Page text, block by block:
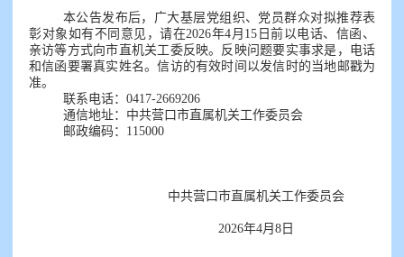
本公告发布后，广大基层党组织、党员群众对拟推荐表
彰对象如有不同意见，请在2026年4月15日前以电话、信函、
亲访等方式向市直机关工委反映。反映问题要实事求是，电话
和信函要署真实姓名。信访的有效时间以发信时的当地邮戳为
准。
联系电话：0417-2669206
通信地址：中共营口市直属机关工作委员会
邮政编码：115000
中共营口市直属机关工作委员会
2026年4月8日